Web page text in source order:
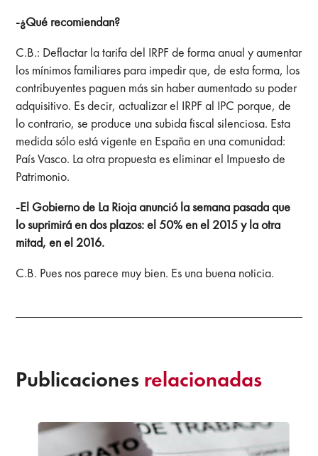
-¿Qué recomiendan?
C.B.: Deflactar la tarifa del IRPF de forma anual y aumentar
los mínimos familiares para impedir que, de esta forma, los
contribuyentes paguen más sin haber aumentado su poder
adquisitivo. Es decir, actualizar el IRPF al IPC porque, de
lo contrario, se produce una subida fiscal silenciosa. Esta
medida sólo está vigente en España en una comunidad:
País Vasco. La otra propuesta es eliminar el Impuesto de
Patrimonio.
-El Gobierno de La Rioja anunció la semana pasada que
lo suprimirá en dos plazos: el 50% en el 2015 y la otra
mitad, en el 2016.
C.B. Pues nos parece muy bien. Es una buena noticia.
Publicaciones relacionadas